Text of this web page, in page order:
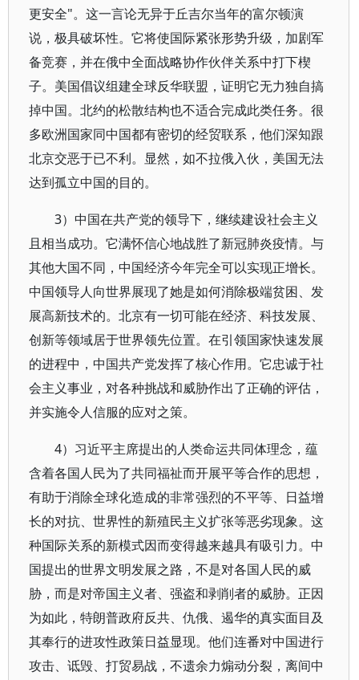
更安全"。这一言论无异于丘吉尔当年的富尔顿演
说，极具破坏性。它将使国际紧张形势升级，加剧军
备竞赛，并在俄中全面战略协作伙伴关系中打下楔
子。美国倡议组建全球反华联盟，证明它无力独自搞
掉中国。北约的松散结构也不适合完成此类任务。很
多欧洲国家同中国都有密切的经贸联系，他们深知跟
北京交恶于已不利。显然，如不拉俄入伙，美国无法
达到孤立中国的目的。
3）中国在共产党的领导下，继续建设社会主义
且相当成功。它满怀信心地战胜了新冠肺炎疫情。与
其他大国不同，中国经济今年完全可以实现正增长。
中国领导人向世界展现了她是如何消除极端贫困、发
展高新技术的。北京有一切可能在经济、科技发展、
创新等领域居于世界领先位置。在引领国家快速发展
的进程中，中国共产党发挥了核心作用。它忠诚于社
会主义事业，对各种挑战和威胁作出了正确的评估，
并实施令人信服的应对之策。
4）习近平主席提出的人类命运共同体理念，蕴
含着各国人民为了共同福祉而开展平等合作的思想，
有助于消除全球化造成的非常强烈的不平等、日益增
长的对抗、世界性的新殖民主义扩张等恶劣现象。这
种国际关系的新模式因而变得越来越具有吸引力。中
国提出的世界文明发展之路，不是对各国人民的威
胁，而是对帝国主义者、强盗和剥削者的威胁。正因
为如此，特朗普政府反共、仇俄、遏华的真实面目及
其奉行的进攻性政策日益显现。他们连番对中国进行
攻击、诋毁、打贸易战，不遗余力煽动分裂，离间中